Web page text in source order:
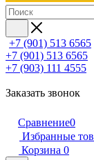
+7 (901) 513 6565
+7 (901) 513 6565
+7 (903) 111 4555
Заказать звонок
Сравнение0
Избранные
Корзина 0